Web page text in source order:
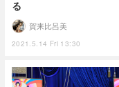
る
2021.5.14 Fri 13:30
賀来比呂美